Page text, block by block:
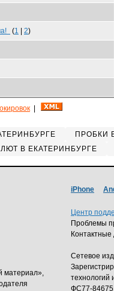
(1 2)
ПРОБКИ
В ЕКАТЕРИНБУРГЕ
материал»,
iPhone
Центр
Проблемы
Сетевое
технологий
ФС77-84675